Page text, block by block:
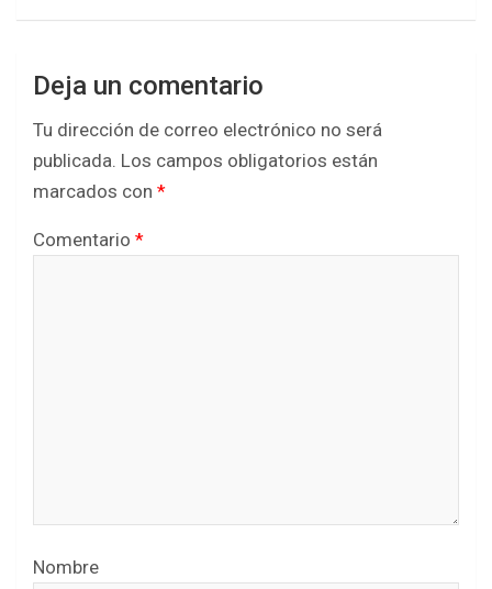
Deja un comentario
Tu dirección de correo electrónico no será
publicada. Los campos obligatorios están
marcados con *
Comentario *
Nombre